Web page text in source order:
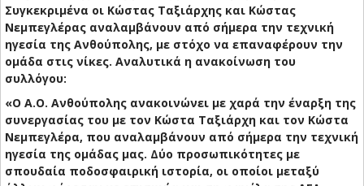
Συγκεκριμένα οι Κώστας Ταξιάρχης και Κώστας
Νεμπεγλέρας αναλαμβάνουν από σήμερα την τεχνική
ηγεσία της Ανθούπολης, με στόχο να επαναφέρουν την
ομάδα στις νίκες. Αναλυτικά η ανακοίνωση του
συλλόγου:
«Ο Α.Ο. Ανθούπολης ανακοινώνει με χαρά την έναρξη της
συνεργασίας του με τον Κώστα Ταξιάρχη και τον Κώστα
Νεμπεγλέρα, που αναλαμβάνουν από σήμερα την τεχνική
ηγεσία της ομάδας μας. Δύο προσωπικότητες με
σπουδαία ποδοσφαιρική ιστορία, οι οποίοι μεταξύ